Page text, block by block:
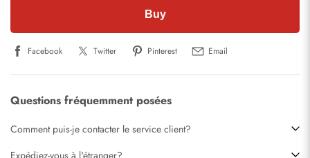
Buy
Facebook Twitter Pinterest Email
Questions fréquemment posées
Comment puis-je contacter le service client?
Expédiez-vous à l'étranger?